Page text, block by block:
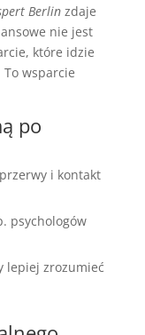
Berlinzdaje
nie jest
które idzie
To wsparcie
po
i kontakt
psychologów
lepiej zrozumieć